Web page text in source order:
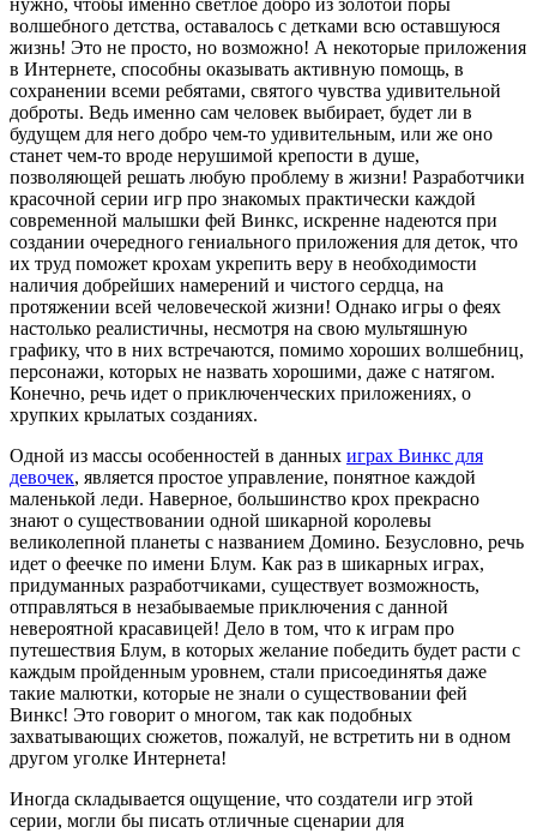
волшебного детства, оставалось с детками всю оставшуюся
жизнь! Это не просто, но возможно! А некоторые приложения
в Интернете, способны оказывать активную помощь, в
сохранении всеми ребятами, святого чувства удивительной
доброты. Ведь именно сам человек выбирает, будет ли в
будущем для него добро чем-то удивительным, или же оно
станет чем-то вроде нерушимой крепости в душе,
позволяющей решать любую проблему в жизни! Разработчики
красочной серии игр про знакомых практически каждой
современной малышки фей Винкс, искренне надеются при
создании очередного гениального приложения для деток, что
их труд поможет крохам укрепить веру в необходимости
наличия добрейших намерений и чистого сердца, на
протяжении всей человеческой жизни! Однако игры о феях
настолько реалистичны, несмотря на свою мультяшную
графику, что в них встречаются, помимо хороших волшебниц,
персонажи, которых не назвать хорошими, даже с натягом.
Конечно, речь идет о приключенческих приложениях, о
хрупких крылатых созданиях.
Одной из массы особенностей в данных играх Винкс для
девочек, является простое управление, понятное каждой
маленькой леди. Наверное, большинство крох прекрасно
знают о существовании одной шикарной королевы
великолепной планеты с названием Домино. Безусловно, речь
идет о феечке по имени Блум. Как раз в шикарных играх,
придуманных разработчиками, существует возможность,
отправляться в незабываемые приключения с данной
невероятной красавицей! Дело в том, что к играм про
путешествия Блум, в которых желание победить будет расти с
каждым пройденным уровнем, стали присоединятья даже
такие малютки, которые не знали о существовании фей
Винкс! Это говорит о многом, так как подобных
захватывающих сюжетов, пожалуй, не встретить ни в одном
другом уголке Интернета!
Иногда складывается ощущение, что создатели игр этой
серии, могли бы писать отличные сценарии для